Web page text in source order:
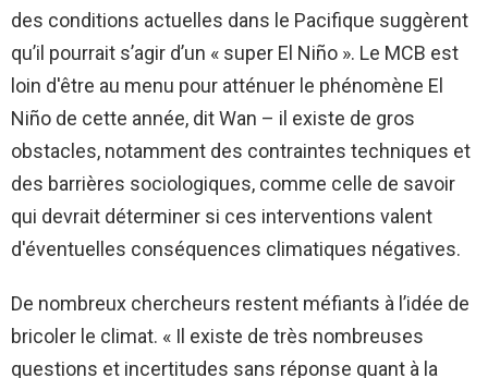
des conditions actuelles dans le Pacifique suggèrent
qu’il pourrait s’agir d’un « super El Niño ». Le MCB est
loin d'être au menu pour atténuer le phénomène El
Niño de cette année, dit Wan – il existe de gros
obstacles, notamment des contraintes techniques et
des barrières sociologiques, comme celle de savoir
qui devrait déterminer si ces interventions valent
d'éventuelles conséquences climatiques négatives.
De nombreux chercheurs restent méfiants à l’idée de
bricoler le climat. « Il existe de très nombreuses
questions et incertitudes sans réponse quant à la